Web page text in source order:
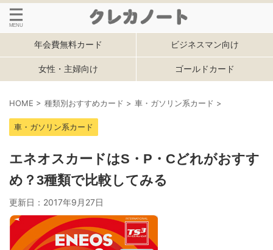
年会費無料カード ビジネスマン向け
女性・主婦向け ゴールドカード
HOME > 種類別おすすめカード > 車・ガソリン系カード >
車・ガソリン系カード
エネオスカードはS・P・Cどれがおすす
め？3種類で比較してみる
更新日： 2017年9月27日